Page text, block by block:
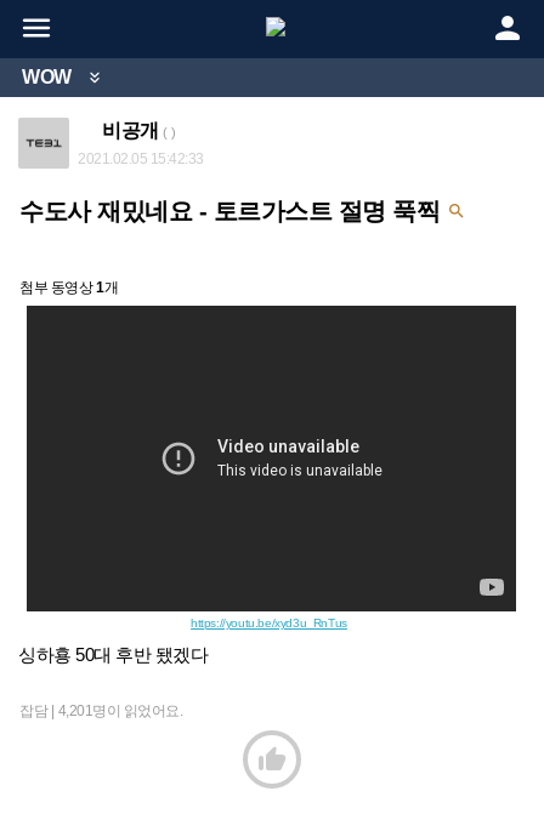
 
WOW 
비공개 ( )
2021.02.05 15:42:33
수도사 재밌네요 - 토르가스트 절명 푹찍 
첨부 동영상1개
https://youtu.be/xyd3u_RnTus
싱하횽 50대 후반 됐겠다
잡담 | 4,201명이 읽었어요.
